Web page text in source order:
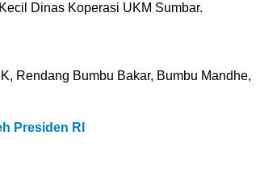
Dinas Koperasi UKM Sumbar.
Rendang Bumbu Bakar, Bumbu Mandhe,
Presiden RI